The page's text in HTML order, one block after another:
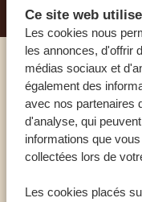
Ce site web
Les cookies nous
les annonces, d'offrir
médias sociaux et
également des
avec nos partenaires
d'analyse, qui
informations que
collectées lors de
Les cookies placés
NOS
FR: